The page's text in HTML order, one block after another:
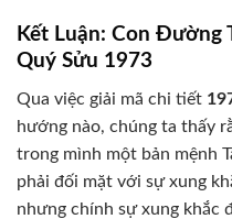
Kết Luận: Con Đường
Quý Sửu 1973
Qua việc giải mã chi tiết
hướng nào, chúng ta thấy
trong mình một bản mệnh
phải đối mặt với sự xung
nhưng chính sự xung khắc